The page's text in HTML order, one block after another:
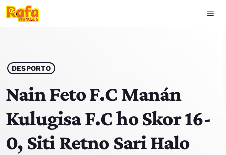
menu
play_arrow OUVIR RAFA
HOME
NOTISIA
DESPORTO
Nain Feto F.C Manán
Kulugisa F.C ho Skor 16-
0, Siti Retno Sari Halo